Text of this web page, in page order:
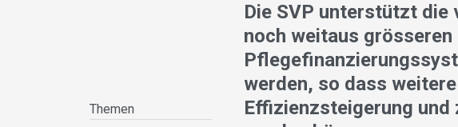
Themen
Die SVP unterstützt
noch weitaus
werden, so dass
Effizienzsteigerung